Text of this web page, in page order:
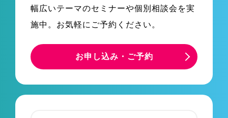
幅広いテーマのセミナーや個別相談会を実
施中。お気軽にご予約ください。
お申し込み・ご予約